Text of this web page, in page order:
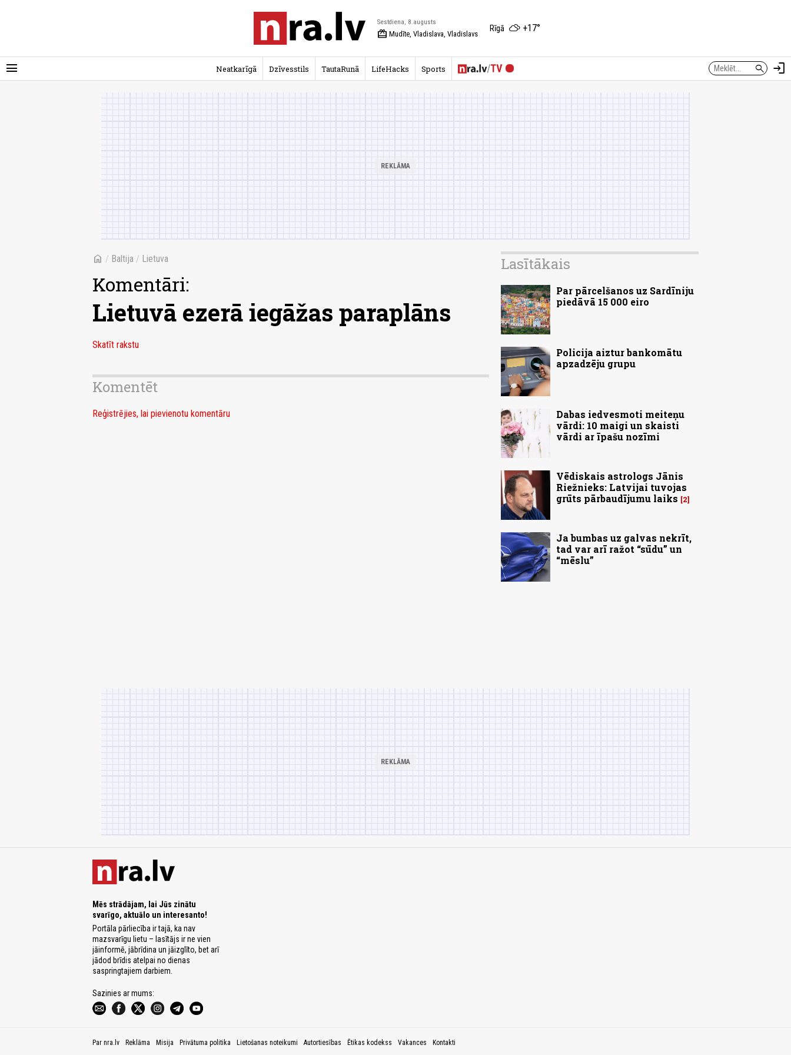
menu
Sestdiena, 8.augusts
redeem Mudīte, Vladislava, Vladislavs
Rīgā +17°
search login
Neatkarīgā Dzīvesstils TautaRunā LifeHacks Sports
home / Baltija / Lietuva
Komentāri:
Lietuvā ezerā iegāžas paraplāns
Skatīt rakstu
Komentēt
Reģistrējies, lai pievienotu komentāru
Lasītākais
Par pārcelšanos uz Sardīniju
piedāvā 15 000 eiro
Policija aiztur bankomātu
apzadzēju grupu
Dabas iedvesmoti meiteņu
vārdi: 10 maigi un skaisti
vārdi ar īpašu nozīmi
Vēdiskais astrologs Jānis
Riežnieks: Latvijai tuvojas
grūts pārbaudījumu laiks
2
Ja bumbas uz galvas nekrīt,
tad var arī ražot “sūdu” un
“mēslu”
Mēs strādājam, lai Jūs zinātu
svarīgo, aktuālo un interesanto!
Portāla pārliecība ir tajā, ka nav
mazsvarīgu lietu – lasītājs ir ne vien
jāinformē, jābrīdina un jāizglīto, bet arī
jādod brīdis atelpai no dienas
saspringtajiem darbiem.
Sazinies ar mums:
Par nra.lv Reklāma Misija Privātuma politika Lietošanas noteikumi Autortiesības Ētikas kodekss Vakances Kontakti